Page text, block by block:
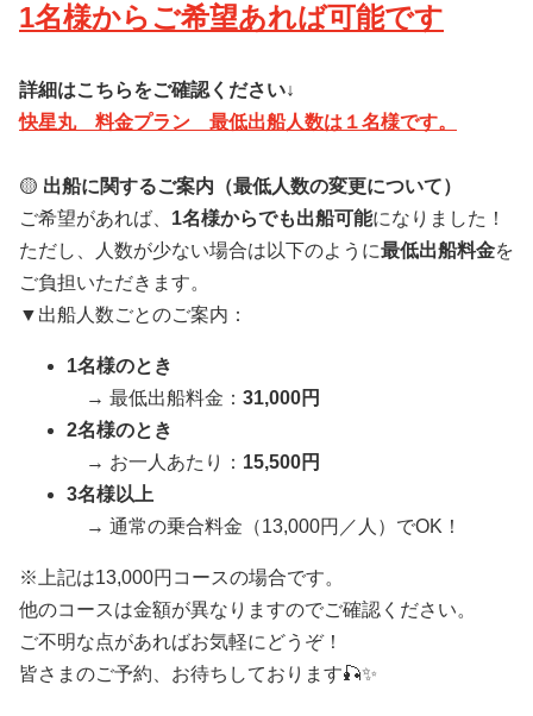
1名様からご希望あれば可能です
詳細はこちらをご確認ください↓
快星丸 料金プラン 最低出船人数は１名様です。
🟡 出船に関するご案内（最低人数の変更について）
ご希望があれば、 1名様からでも出船可能になりました！
ただし、人数が少ない場合は以下のように最低出船料金を
ご負担いただきます。
▼出船人数ごとのご案内：
1名様のとき
→ 最低出船料金： 31,000円
2名様のとき
→ お一人あたり： 15,500円
3名様以上
→ 通常の乗合料金（13,000円／人）でOK！
※上記は13,000円コースの場合です。
他のコースは金額が異なりますのでご確認ください。
ご不明な点があればお気軽にどうぞ！
皆さまのご予約、お待ちしております🎣✨